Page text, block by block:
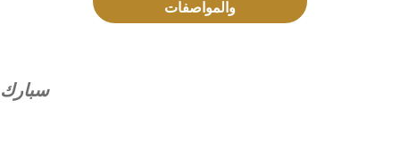
والمواصفات
سبارك